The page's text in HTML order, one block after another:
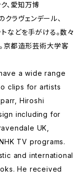
、愛知万博
ラヴェンデール、
などを手がける。数々
京都造形芸術大学客
a wide range
clips for artists
Hiroshi
including for
UK,
TV programs.
and international
He received